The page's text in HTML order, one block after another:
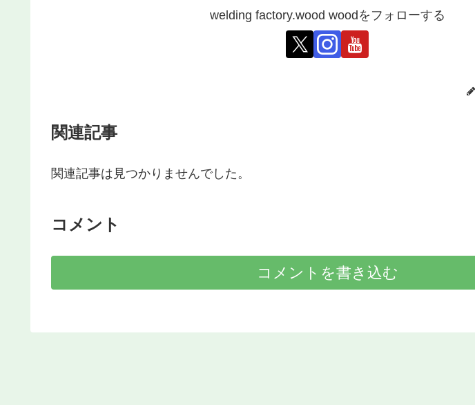
welding factory.wood woodをフォローする
関連記事
関連記事は見つかりませんでした。
コメント
コメントを書き込む